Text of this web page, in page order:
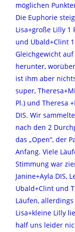
möglichen
Die Euphorie
Lisa+große Lilly 1
und Ubald+Clint
Gleichgewicht
herunter,
ist ihm aber
super,
Pl.) und Theresa
DIS. Wir
nach den 2
das „Open“, der
Anfang. Viele
Stimmung war
Janine+Ayla DIS,
Ubald+Clint und
Läufen,
Lisa+kleine Lilly
half uns leider